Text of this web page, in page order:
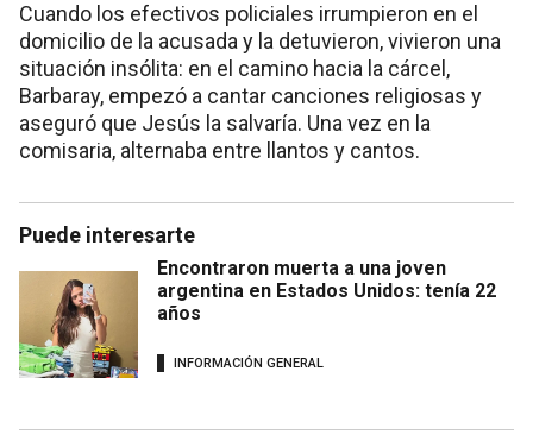
Cuando los efectivos policiales irrumpieron en el
domicilio de la acusada y la detuvieron, vivieron una
situación insólita: en el camino hacia la cárcel,
Barbaray, empezó a cantar canciones religiosas y
aseguró que Jesús la salvaría. Una vez en la
comisaria, alternaba entre llantos y cantos.
Puede interesarte
Encontraron muerta a una joven
argentina en Estados Unidos: tenía 22
años
INFORMACIÓN GENERAL